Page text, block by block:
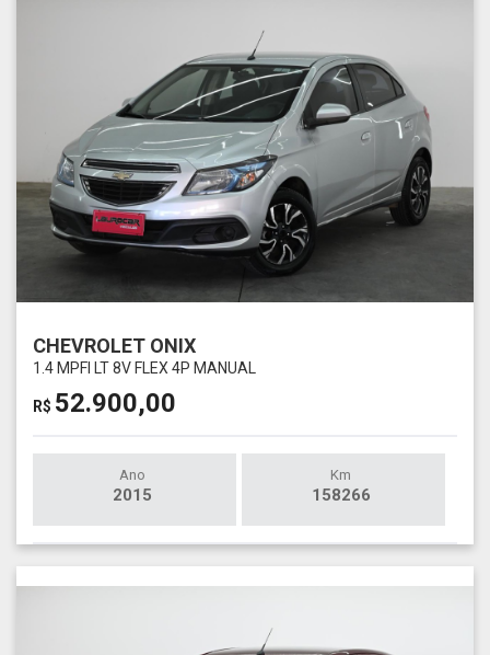
CHEVROLET ONIX
1.4 MPFI LT 8V FLEX 4P MANUAL
R$ 52.900,00
Ano
2015
Km
158266